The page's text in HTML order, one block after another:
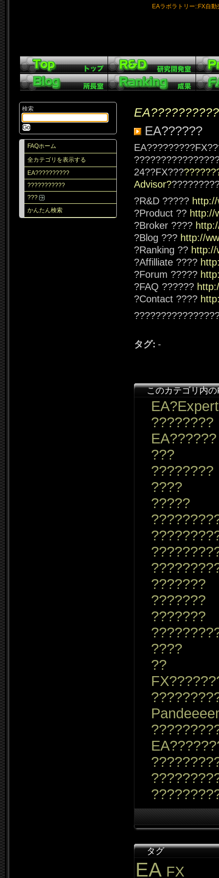
EAラボラトリー::FX自
検索
FAQホーム
全カテゴリを表示する
EA??????????
???????????
???
かんたん検索
EA??????????
EA??????
24??FX???
Advisor?
?R&D ?????
?Product ?? http://
?Broker ????
?Blog ??? http://
?Ranking ??
?Affilliate ????
?Forum ?????
?FAQ ??????
?Contact ????
タグ: -
このカテゴリ内
????????
EA??????
???
????????
????
?????
???????
???????
???????
????
??
タグ
EA FX